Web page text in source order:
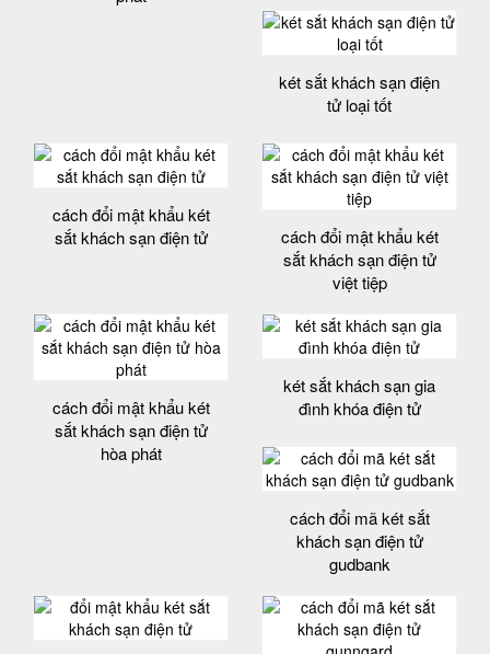
két sắt khách sạn điện
tử loại tốt
cách đổi mật khẩu két
sắt khách sạn điện tử
cách đổi mật khẩu két
sắt khách sạn điện tử
việt tiệp
cách đổi mật khẩu két
sắt khách sạn điện tử
hòa phát
két sắt khách sạn gia
đình khóa điện tử
cách đổi mã két sắt
khách sạn điện tử
gudbank